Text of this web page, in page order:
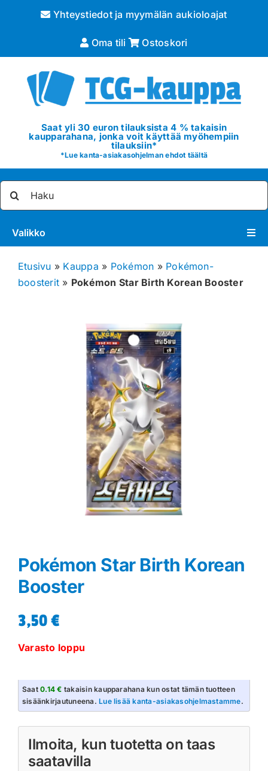
Yhteystiedot ja myymälän aukioloajat
Oma tili Ostoskori
Saat yli 30 euron tilauksista 4 % takaisin
kaupparahana, jonka voit käyttää myöhempiin
tilauksiin*
*Lue kanta-asiakasohjelman ehdot täältä
Valikko
Pokémon
Greidauspalvelu
Etusivu » Kauppa » Pokémon » Pokémon-
boosterit » Pokémon Star Birth Korean Booster
Pokémon Star Birth Korean
Booster
3,50€
Varasto loppu
Saat0.14 € takaisin kaupparahana kun ostat tämän tuotteen
sisäänkirjautuneena.Lue lisää kanta-asiakasohjelmastamme.
Ilmoita, kun tuotetta on taas
saatavilla